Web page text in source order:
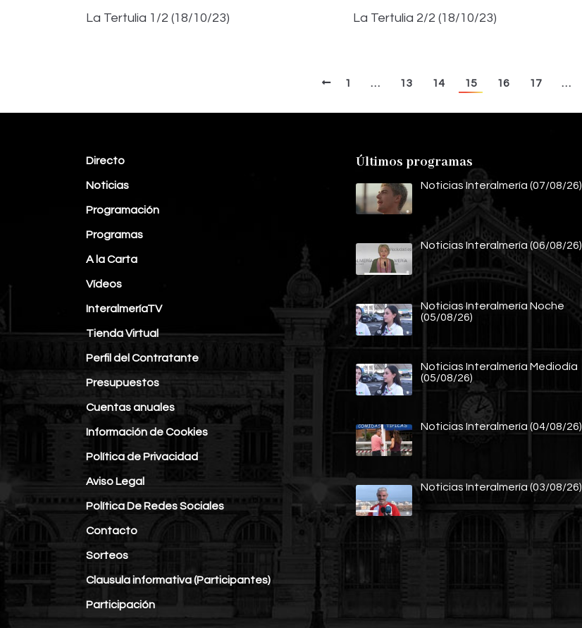
La Tertulia 1/2 (18/10/23) La Tertulia 2/2 (18/10/23)
1 … 13 14 15 16 17 …
Directo
Noticias
Programación
Programas
A la Carta
Vídeos
InteralmeríaTV
Tienda Virtual
Perfil del Contratante
Presupuestos
Cuentas anuales
Información de Cookies
Política de Privacidad
Aviso Legal
Política De Redes Sociales
Contacto
Sorteos
Clausula informativa (Participantes)
Participación
Últimos programas
Noticias Interalmería (07/08/26)
Noticias Interalmería (06/08/26)
Noticias Interalmería Noche
(05/08/26)
Noticias Interalmería Mediodía
(05/08/26)
Noticias Interalmería (04/08/26)
Noticias Interalmería (03/08/26)